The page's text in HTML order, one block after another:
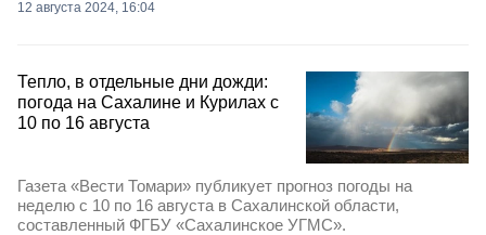
12 августа 2024, 16:04
Тепло, в отдельные дни дожди:
погода на Сахалине и Курилах с
10 по 16 августа
Газета «Вести Томари» публикует прогноз погоды на
неделю с 10 по 16 августа в Сахалинской области,
составленный ФГБУ «Сахалинское УГМС».